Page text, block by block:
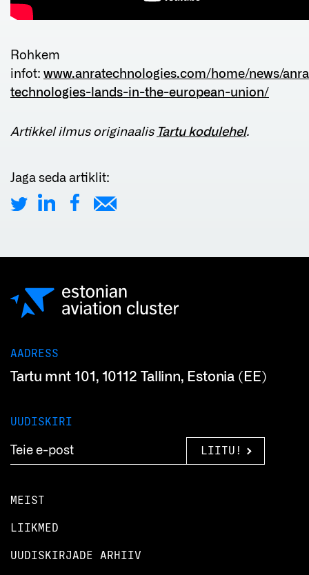
Rohkem
infot: www.anratechnologies.com/home/news/
technologies-lands-in-the-european-union/
Artikkel ilmus originaalis Tartu kodulehel.
Jaga seda artiklit:
AADRESS
Tartu mnt 101, 10112 Tallinn, Estonia (EE)
UUDISKIRI
LIITU!
MEIST
LIIKMED
UUDISKIRJADE ARHIIV